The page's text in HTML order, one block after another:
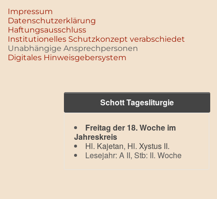
Impressum
Datenschutz­erklärung
Haftungsausschluss
Institutionelles Schutzkonzept verabschiedet
Unabhängige Ansprechpersonen
Digitales Hinweisgebersystem
Schott Tagesliturgie
Freitag der 18. Woche im
Jahreskreis
Hl. Kajetan, Hl. Xystus II.
Lesejahr: A II, Stb: II. Woche